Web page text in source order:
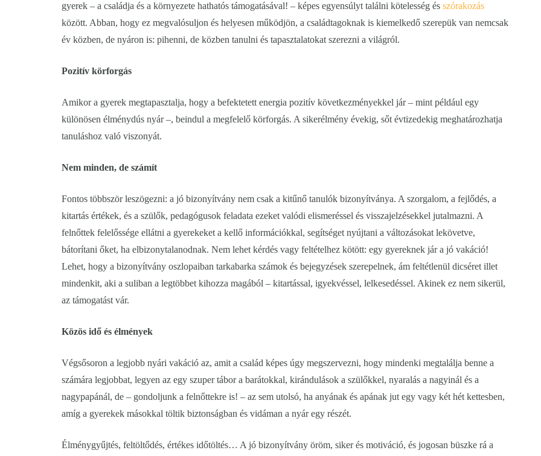
gyerek – a családja és a környezete hathatós támogatásával! – képes egyensúlyt találni kötelesség és szórakozás
között. Abban, hogy ez megvalósuljon és helyesen működjön, a családtagoknak is kiemelkedő szerepük van nemcsak
év közben, de nyáron is: pihenni, de közben tanulni és tapasztalatokat szerezni a világról.
Pozitív körforgás
Amikor a gyerek megtapasztalja, hogy a befektetett energia pozitív következményekkel jár – mint például egy
különösen élménydús nyár –, beindul a megfelelő körforgás. A sikerélmény évekig, sőt évtizedekig meghatározhatja
tanuláshoz való viszonyát.
Nem minden, de számít
Fontos többször leszögezni: a jó bizonyítvány nem csak a kitűnő tanulók bizonyítványa. A szorgalom, a fejlődés, a
kitartás értékek, és a szülők, pedagógusok feladata ezeket valódi elismeréssel és visszajelzésekkel jutalmazni. A
felnőttek felelőssége ellátni a gyerekeket a kellő információkkal, segítséget nyújtani a változásokat lekövetve,
bátorítani őket, ha elbizonytalanodnak. Nem lehet kérdés vagy feltételhez kötött: egy gyereknek jár a jó vakáció!
Lehet, hogy a bizonyítvány oszlopaiban tarkabarka számok és bejegyzések szerepelnek, ám feltétlenül dicséret illet
mindenkit, aki a suliban a legtöbbet kihozza magából – kitartással, igyekvéssel, lelkesedéssel. Akinek ez nem sikerül,
az támogatást vár.
Közös idő és élmények
Végsősoron a legjobb nyári vakáció az, amit a család képes úgy megszervezni, hogy mindenki megtalálja benne a
számára legjobbat, legyen az egy szuper tábor a barátokkal, kirándulások a szülőkkel, nyaralás a nagyinál és a
nagypapánál, de – gondoljunk a felnőttekre is! – az sem utolsó, ha anyának és apának jut egy vagy két hét kettesben,
amíg a gyerekek másokkal töltik biztonságban és vidáman a nyár egy részét.
Élménygyűjtés, feltöltődés, értékes időtöltés… A jó bizonyítvány öröm, siker és motiváció, és jogosan büszke rá a